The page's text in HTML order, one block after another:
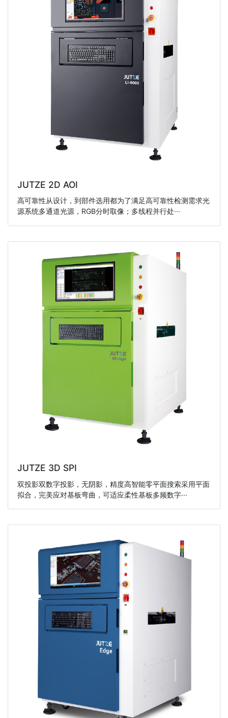
JUTZE 2D AOI
高可靠性从设计，到部件选用都为了满足高可靠性检测需求光
源系统多通道光源，RGB分时取像；多线程并行处···
JUTZE 3D SPI
双投影双数字投影，无阴影，精度高智能零平面搜索采用平面
拟合，完美应对基板弯曲，可适应柔性基板多频数字···